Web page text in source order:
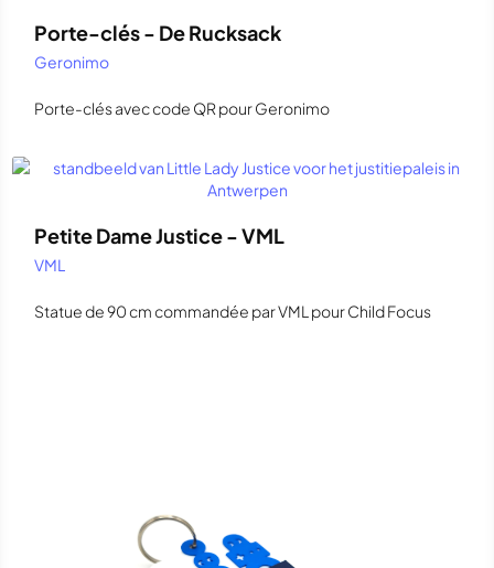
Porte-clés - De Rucksack
Geronimo
Porte-clés avec code QR pour Geronimo
Petite Dame Justice - VML
VML
Statue de 90 cm commandée par VML pour Child Focus